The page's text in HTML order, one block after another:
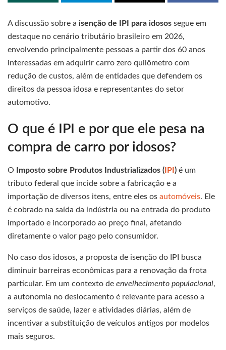
A discussão sobre a isenção de IPI para idosos segue em
destaque no cenário tributário brasileiro em 2026,
envolvendo principalmente pessoas a partir dos 60 anos
interessadas em adquirir carro zero quilômetro com
redução de custos, além de entidades que defendem os
direitos da pessoa idosa e representantes do setor
automotivo.
O que é IPI e por que ele pesa na
compra de carro por idosos?
O Imposto sobre Produtos Industrializados ( IPI ) é um
tributo federal que incide sobre a fabricação e a
importação de diversos itens, entre eles os automóveis. Ele
é cobrado na saída da indústria ou na entrada do produto
importado e incorporado ao preço final, afetando
diretamente o valor pago pelo consumidor.
No caso dos idosos, a proposta de isenção do IPI busca
diminuir barreiras econômicas para a renovação da frota
particular. Em um contexto de envelhecimento populacional,
a autonomia no deslocamento é relevante para acesso a
serviços de saúde, lazer e atividades diárias, além de
incentivar a substituição de veículos antigos por modelos
mais seguros.